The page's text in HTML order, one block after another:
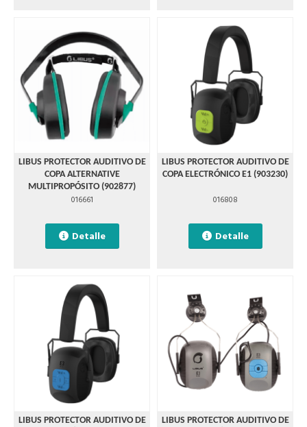
LIBUS PROTECTOR AUDITIVO DE
COPA ALTERNATIVE
MULTIPROPÓSITO (902877)
016661
Detalle
LIBUS PROTECTOR AUDITIVO DE
COPA ELECTRÓNICO E1 (903230)
016808
Detalle
LIBUS PROTECTOR AUDITIVO DE
LIBUS PROTECTOR AUDITIVO DE